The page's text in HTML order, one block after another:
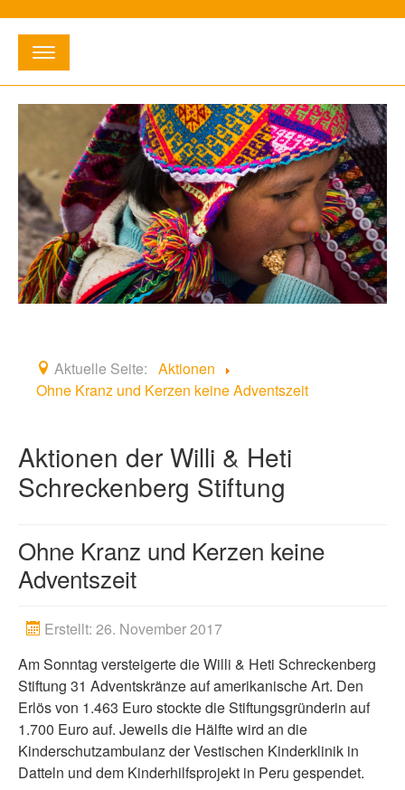
...
E-Mail:info@willihetischreckenbergstiftung.de•
Telefon:02363 - 3 12 16
Startseite
Entstehung
Aktionen
Artikel
Aktuelle Seite: Aktionen
Ohne Kranz und Kerzen keine Adventszeit
Aktionen der Willi & Heti
Schreckenberg Stiftung
Ohne Kranz und Kerzen keine
Adventszeit
Erstellt: 26. November 2017
Am Sonntag versteigerte die Willi & Heti Schreckenberg
Stiftung 31 Adventskränze auf amerikanische Art. Den
Erlös von 1.463 Euro stockte die Stiftungsgründerin auf
1.700 Euro auf. Jeweils die Hälfte wird an die
Kinderschutzambulanz der Vestischen Kinderklinik in
Datteln und dem Kinderhilfsprojekt in Peru gespendet.